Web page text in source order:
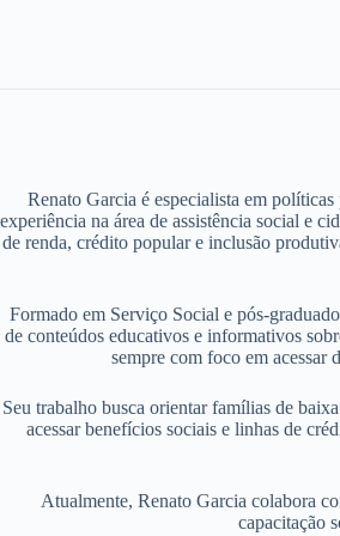
Renato Garcia é especialista em
experiência na área de assistência social e
de renda, crédito popular e inclusão
Formado em Serviço Social e pós-
de conteúdos educativos e informativos
sempre com foco em acessar
Seu trabalho busca orientar famílias de
acessar benefícios sociais e linhas de
Atualmente, Renato Garcia colabora
capacitação